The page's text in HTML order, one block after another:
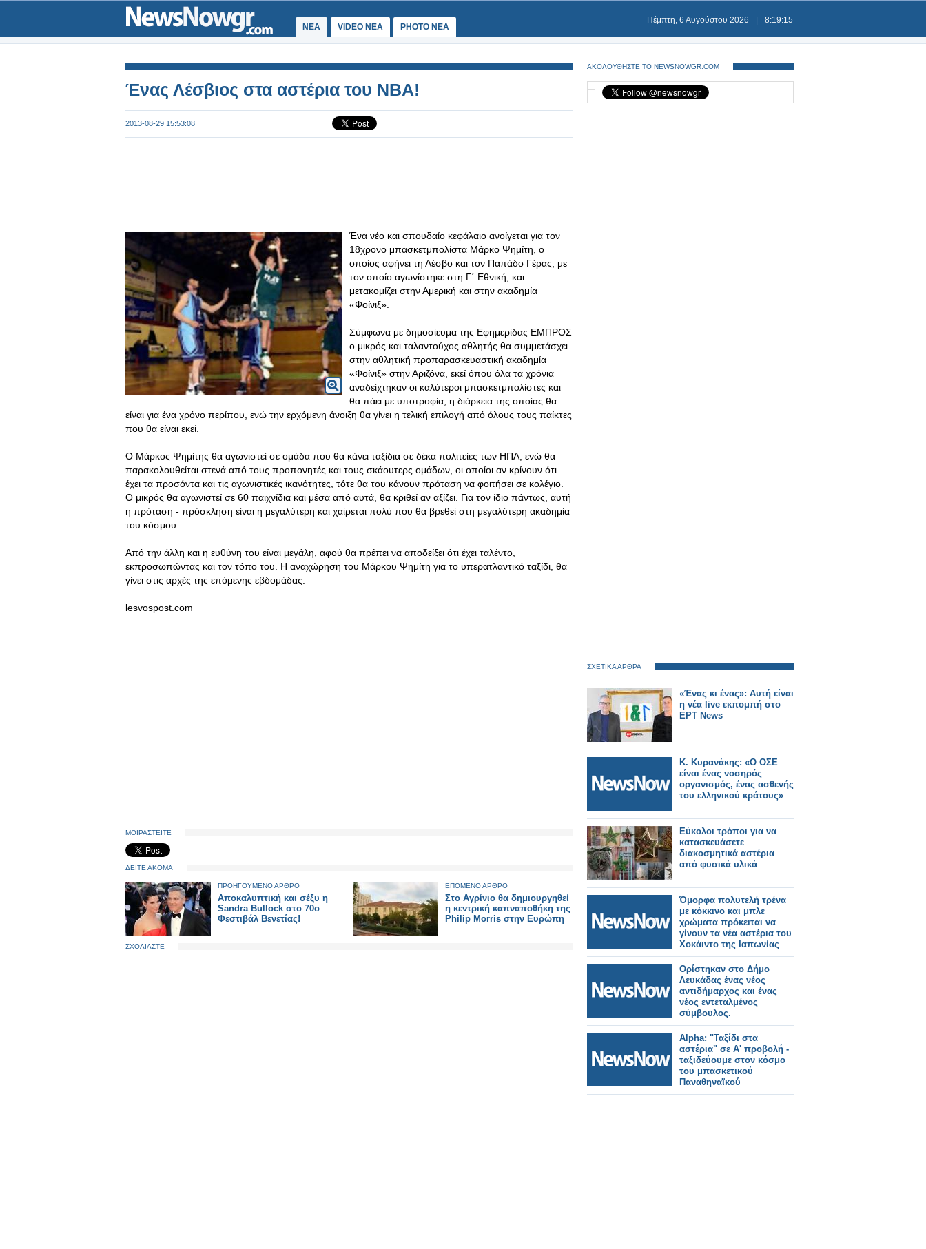
ΝΕΑ VIDEO NEA PHOTO NEA
Πέμπτη, 6 Αυγούστου 2026 8:19:15
Ένας Λέσβιος στα αστέρια του ΝΒΑ!
2013-08-29 15:53:08
Ένα νέο και σπουδαίο κεφάλαιο ανοίγεται για τον
18χρονο μπασκετμπολίστα Μάρκο Ψημίτη, ο
οποίος αφήνει τη Λέσβο και τον Παπάδο Γέρας, με
τον οποίο αγωνίστηκε στη Γ΄ Εθνική, και
μετακομίζει στην Αμερική και στην ακαδημία
«Φοίνιξ».
Σύμφωνα με δημοσίευμα της Εφημερίδας ΕΜΠΡΟΣ
ο μικρός και ταλαντούχος αθλητής θα συμμετάσχει
στην αθλητική προπαρασκευαστική ακαδημία
«Φοίνιξ» στην Αριζόνα, εκεί όπου όλα τα χρόνια
αναδείχτηκαν οι καλύτεροι μπασκετμπολίστες και
θα πάει με υποτροφία, η διάρκεια της οποίας θα
είναι για ένα χρόνο περίπου, ενώ την ερχόμενη άνοιξη θα γίνει η τελική επιλογή από όλους τους παίκτες
που θα είναι εκεί.
Ο Μάρκος Ψημίτης θα αγωνιστεί σε ομάδα που θα κάνει ταξίδια σε δέκα πολιτείες των ΗΠΑ, ενώ θα
παρακολουθείται στενά από τους προπονητές και τους σκάουτερς ομάδων, οι οποίοι αν κρίνουν ότι
έχει τα προσόντα και τις αγωνιστικές ικανότητες, τότε θα του κάνουν πρόταση να φοιτήσει σε κολέγιο.
Ο μικρός θα αγωνιστεί σε 60 παιχνίδια και μέσα από αυτά, θα κριθεί αν αξίζει. Για τον ίδιο πάντως, αυτή
η πρόταση - πρόσκληση είναι η μεγαλύτερη και χαίρεται πολύ που θα βρεθεί στη μεγαλύτερη ακαδημία
του κόσμου.
Από την άλλη και η ευθύνη του είναι μεγάλη, αφού θα πρέπει να αποδείξει ότι έχει ταλέντο,
εκπροσωπώντας και τον τόπο του. Η αναχώρηση του Μάρκου Ψημίτη για το υπερατλαντικό ταξίδι, θα
γίνει στις αρχές της επόμενης εβδομάδας.
lesvospost.com
ΜΟΙΡΑΣΤΕΙΤΕ
ΔΕΙΤΕ ΑΚΟΜΑ
ΠΡΟΗΓΟΥΜΕΝΟ ΑΡΘΡΟ
Αποκαλυπτική και σέξυ η
Sandra Bullock στο 70ο
Φεστιβάλ Βενετίας!
ΕΠΟΜΕΝΟ ΑΡΘΡΟ
Στο Αγρίνιο θα δημιουργηθεί
η κεντρική καπναποθήκη της
Philip Morris στην Ευρώπη
ΣΧΟΛΙΑΣΤΕ
ΑΚΟΛΟΥΘΗΣΤΕ ΤΟ NEWSNOWGR.COM
ΣΧΕΤΙΚΑ ΑΡΘΡΑ
«Ένας κι ένας»: Αυτή είναι
η νέα live εκπομπή στο
ΕΡΤ News
Κ. Κυρανάκης: «Ο ΟΣΕ
είναι ένας νοσηρός
οργανισμός, ένας ασθενής
του ελληνικού κράτους»
Εύκολοι τρόποι για να
κατασκευάσετε
διακοσμητικά αστέρια
από φυσικά υλικά
Όμορφα πολυτελή τρένα
με κόκκινο και μπλε
χρώματα πρόκειται να
γίνουν τα νέα αστέρια του
Χοκάιντο της Ιαπωνίας
Ορίστηκαν στο Δήμο
Λευκάδας ένας νέος
αντιδήμαρχος και ένας
νέος εντεταλμένος
σύμβουλος.
Alpha: "Ταξίδι στα
αστέρια" σε Α' προβολή -
ταξιδεύουμε στον κόσμο
του μπασκετικού
Παναθηναϊκού